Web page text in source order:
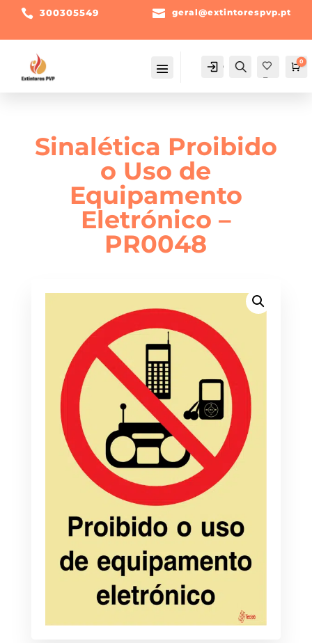
 300305549  geral@extintorespvp.pt
Conta
Pesquisa
Fav
0
Sinalética Proibido
o Uso de
Equipamento
Eletrónico –
PR0048